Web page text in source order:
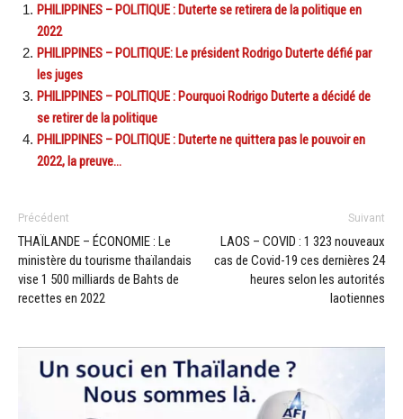
PHILIPPINES – POLITIQUE : Duterte se retirera de la politique en
2022
PHILIPPINES – POLITIQUE: Le président Rodrigo Duterte défié par
les juges
PHILIPPINES – POLITIQUE : Pourquoi Rodrigo Duterte a décidé de
se retirer de la politique
PHILIPPINES – POLITIQUE : Duterte ne quittera pas le pouvoir en
2022, la preuve…
Précédent
THAÏLANDE – ÉCONOMIE : Le
ministère du tourisme thaïlandais
vise 1 500 milliards de Bahts de
recettes en 2022
Suivant
LAOS – COVID : 1 323 nouveaux
cas de Covid-19 ces dernières 24
heures selon les autorités
laotiennes